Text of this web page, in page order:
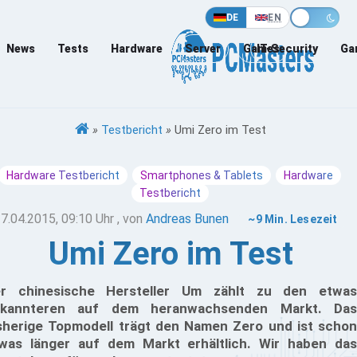
DE EN
News Tests Hardware Server Games
IT-Security
» Testbericht » Umi Zero im Test
Hardware Testbericht Smartphones & Tablets
Hardware
Testbericht
09:10 Uhr , vonAndreas Bunen ~9 Min. Lesezeit
Umi Zero im Test
chinesische Hersteller Um zählt zu den etwas
auf dem heranwachsenden Markt. Das
Topmodell trägt den Namen Zero und ist schon
länger auf dem Markt erhältlich. Wir haben das